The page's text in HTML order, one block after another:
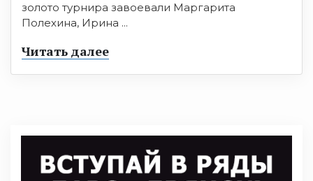
золото турнира завоевали Маргарита
Полехина, Ирина ...
Читать далее